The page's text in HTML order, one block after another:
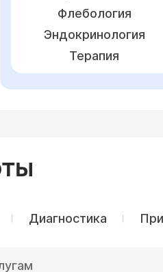
Флебология
Эндокринология
Терапия
Диагностика